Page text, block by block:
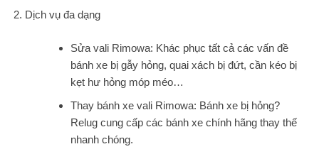
Dịch vụ đa dạng
Sửa vali Rimowa: Khác phục tất cả các vấn đề
bánh xe bị gẫy hỏng, quai xách bị đứt, cần kéo bị
kẹt hư hỏng móp méo…
Thay bánh xe vali Rimowa: Bánh xe bị hỏng?
Relug cung cấp các bánh xe chính hãng thay thế
nhanh chóng.